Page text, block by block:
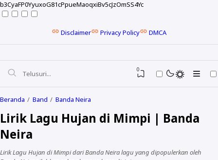
b3CyaFP0YyuxoG81cPpueMaoqxiBv5cJzOmSS4Yc
Disclaimer Privacy Policy DMCA
0
Beranda Band Banda Neira
Lirik Lagu Hujan di Mimpi | Banda
Neira
Lirik Lagu Hujan di Mimpi dari Banda Neira lagu yang dipopulerkan oleh